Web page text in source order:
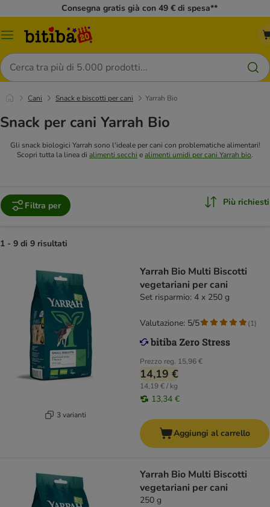
Consegna gratis già con 49 € di spesa**
Overview
Cerca
Cani Snack e biscotti per cani Yarrah Bio
Snack per cani Yarrah Bio
Gli snack biologici Yarrah sono l'ideale per cani con problematiche alimentari!
Scopri tutta la linea di alimenti secchi ealimenti umidi per cani Yarrah bio.
Filtra per Più richiesti
1 - 9 di 9 risultati
3 varianti
Yarrah Bio Multi Biscotti
vegetariani per cani
Set risparmio: 4 x 250 g
Prezzo reg. 15,96 €
14,19 €
14,19 € / kg
13,34 €
Valutazione: 5/5 (1)
Aggiungi al carrello
Yarrah Bio Multi Biscotti
vegetariani per cani
250 g